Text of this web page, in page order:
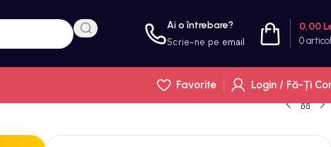
Ai o întrebare?
Scrie-ne pe email 0
0,00
Favorite
Login / Fă-Ți